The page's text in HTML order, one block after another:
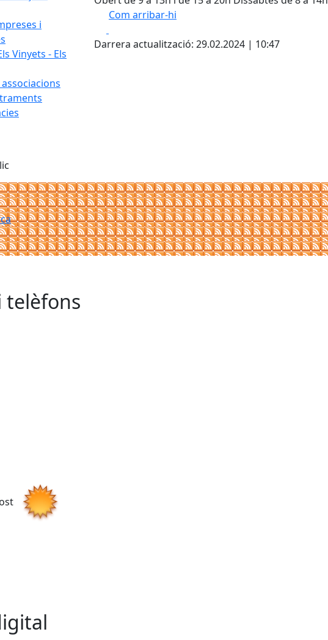
i
Vinyets - Els
Com arribar-hi
+
Darrera actualització: 29.02.2024 | 10:47
telèfons